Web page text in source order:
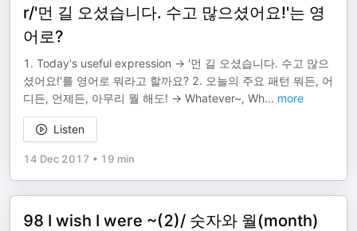
r/'먼 길 오셨습니다. 수고 많으셨어요!'는 영
어로?
1. Today's useful expression → '먼 길 오셨습니다. 수고 많으
셨어요!'를 영어로 뭐라고 할까요? 2. 오늘의 주요 패턴 뭐든, 어
디든, 언제든, 아무리 뭘 해도! → Whatever~, Wh... more
Listen
14 Dec 2017 • 19 min
98 I wish I were ~(2)/ 숫자와 월(month)